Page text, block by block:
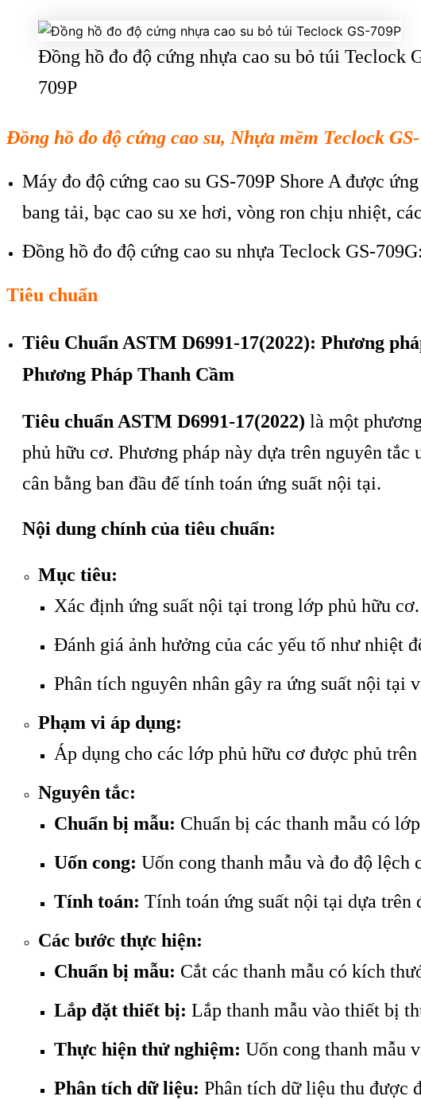
Đồng hồ đo độ cứng nhựa cao su bỏ túi Teclock
709P
Đồng hồ đo độ cứng cao su, Nhựa mềm Teclock
Máy đo độ cứng cao su GS-709P Shore A được
bang tải, bạc cao su xe hơi, vòng ron chịu nhiệt, c
Đồng hồ đo độ cứng cao su nhựa Teclock GS-709G:
Tiêu chuẩn
Tiêu Chuẩn ASTM D6991-17(2022): Phương
Phương Pháp Thanh Cầm
Tiêu chuẩn ASTM D6991-17(2022) là một
phủ hữu cơ. Phương pháp này dựa trên nguyên
cân bằng ban đầu để tính toán ứng suất nội tại.
Nội dung chính của tiêu chuẩn:
Mục tiêu:
Xác định ứng suất nội tại trong lớp phủ hữu cơ.
Đánh giá ảnh hưởng của các yếu tố như nhiệt
Phân tích nguyên nhân gây ra ứng suất nội tại
Phạm vi áp dụng:
Áp dụng cho các lớp phủ hữu cơ được phủ
Nguyên tắc:
Chuẩn bị mẫu: Chuẩn bị các thanh mẫu có
Uốn cong: Uốn cong thanh mẫu và đo độ lệch
Tính toán: Tính toán ứng suất nội tại dựa trên
Các bước thực hiện:
Chuẩn bị mẫu: Cắt các thanh mẫu có kích
Lắp đặt thiết bị: Lắp thanh mẫu vào thiết bị
Thực hiện thử nghiệm: Uốn cong thanh mẫu
Phân tích dữ liệu: Phân tích dữ liệu thu được